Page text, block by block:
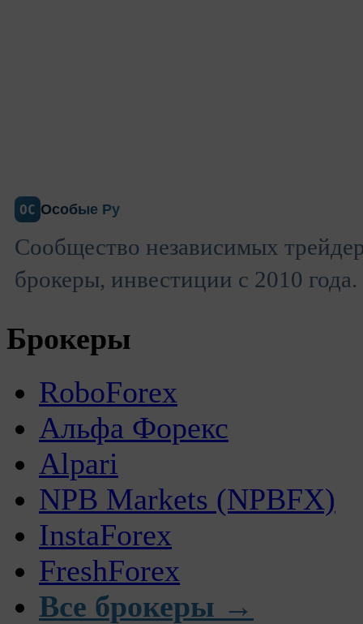
ОС Особые Ру
Сообщество независимых
брокеры, инвестиции с 2010 года.
Брокеры
RoboForex
Альфа Форекс
Alpari
NPB Markets (NPBFX)
InstaForex
FreshForex
Все брокеры →